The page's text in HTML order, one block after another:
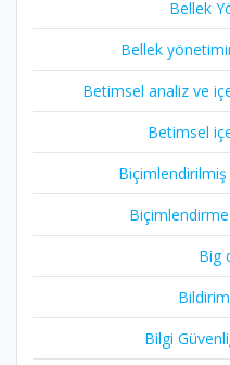
Bellek
Bellek
Betimsel analiz ve
Betimsel
Big
Bilgi